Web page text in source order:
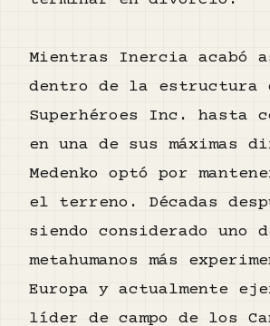
Mientras Inercia acabó
dentro de la estructura
Superhéroes Inc. hasta
en una de sus máximas
Medenko optó por
el terreno. Décadas
siendo considerado uno
metahumanos más
Europa y actualmente
líder de campo de los